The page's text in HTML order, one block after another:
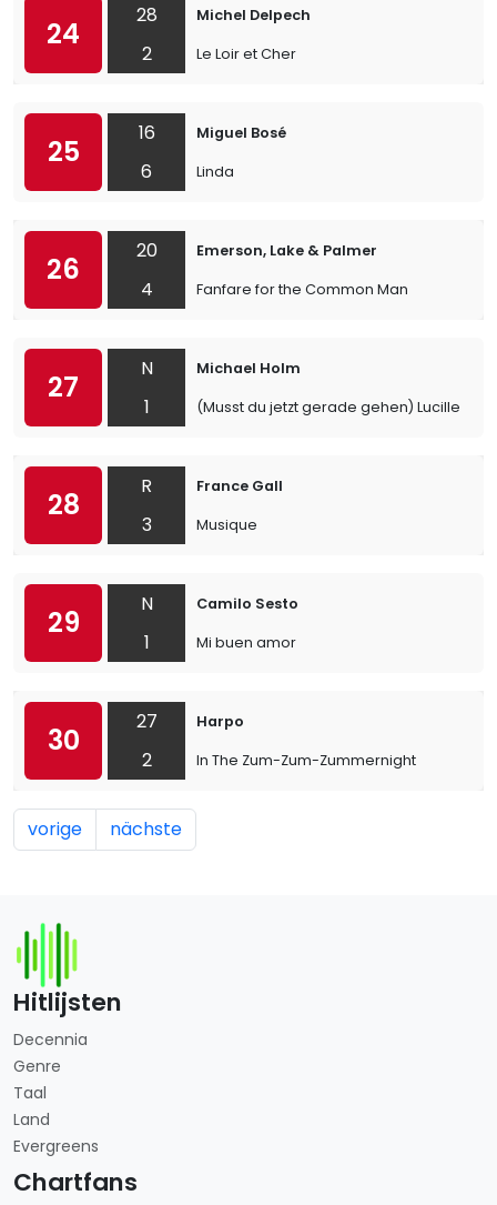
24
28
2
Michel Delpech
Le Loir et Cher
25
16
6
Miguel Bosé
Linda
26
20
4
Emerson, Lake & Palmer
Fanfare for the Common Man
27
N
1
Michael Holm
(Musst du jetzt gerade gehen) Lucille
28
R
3
France Gall
Musique
29
N
1
Camilo Sesto
Mi buen amor
30
27
2
Harpo
In The Zum-Zum-Zummernight
vorige nächste
Hitlijsten
Decennia
Genre
Taal
Land
Evergreens
Chartfans